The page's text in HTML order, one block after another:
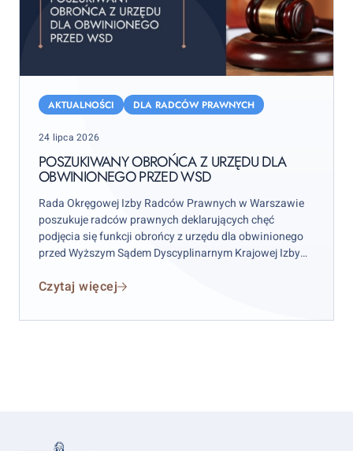
obrońca
urzędu
obwinionego
przed
WSD
AKTUALNOŚCI DLA RADCÓW PRAWNYCH
Posted
24 lipca 2026
POSZUKIWANY OBROŃCA Z URZĘDU DLA
OBWINIONEGO PRZED WSD
Rada Okręgowej Izby Radców Prawnych w Warszawie
poszukuje radców prawnych deklarujących chęć
podjęcia się funkcji obrońcy z urzędu dla obwinionego
przed Wyższym Sądem Dyscyplinarnym Krajowej Izby
imieniu obwinionego kasacji do Sądu Najwyższego.
Czytaj więcej